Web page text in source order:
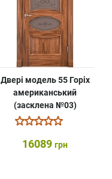
Двері модель 55 Горіх
американський
(засклена №03)
16089 грн